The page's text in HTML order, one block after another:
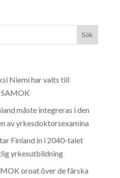
Niemi har valts till
måste integreras i den
av yrkesdoktorsexamina
Finland in i 2040-talet
yrkesutbildning
oroat över de färska